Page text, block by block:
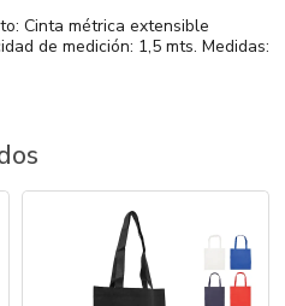
Cinta métrica extensible
de medición: 1,5 mts. Medidas: